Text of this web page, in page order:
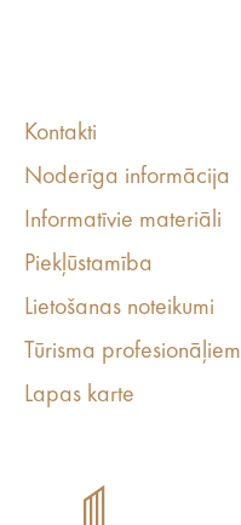
Kontakti
Noderīga informācija
Informatīvie materiāli
Piekļūstamība
Lietošanas noteikumi
Tūrisma profesionāļiem
Lapas karte